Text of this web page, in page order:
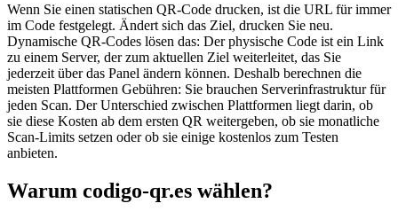
Wenn Sie einen statischen QR-Code drucken, ist die URL für immer
im Code festgelegt. Ändert sich das Ziel, drucken Sie neu.
Dynamische QR-Codes lösen das: Der physische Code ist ein Link
zu einem Server, der zum aktuellen Ziel weiterleitet, das Sie
jederzeit über das Panel ändern können. Deshalb berechnen die
meisten Plattformen Gebühren: Sie brauchen Serverinfrastruktur für
jeden Scan. Der Unterschied zwischen Plattformen liegt darin, ob
sie diese Kosten ab dem ersten QR weitergeben, ob sie monatliche
Scan-Limits setzen oder ob sie einige kostenlos zum Testen
anbieten.
Warum codigo-qr.es wählen?